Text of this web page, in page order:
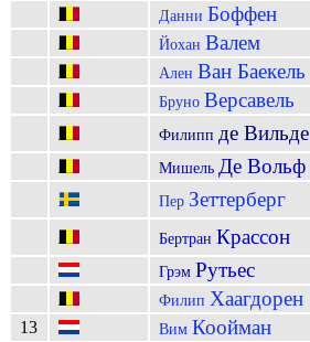
Данни Боффен
Йохан Валем
Ален Ван Баекель
Бруно Версавель
Филипп де Вильде
Мишель Де Вольф
Пер Зеттерберг
Бертран Крассон
Грэм Рутьес
Филип Хаагдорен
13
Вим Коойман